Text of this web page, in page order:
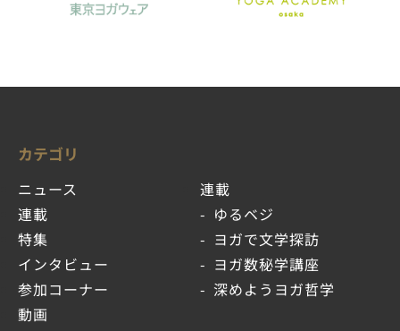
カテゴリ
ニュース
連載
特集
インタビュー
参加コーナー
動画
連載
ゆるベジ
ヨガで文学探訪
ヨガ数秘学講座
深めようヨガ哲学